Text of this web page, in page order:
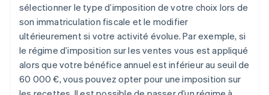
sélectionner le type d’imposition de votre choix lors de
son immatriculation fiscale et le modifier
ultérieurement si votre activité évolue. Par exemple, si
le régime d’imposition sur les ventes vous est appliqué
alors que votre bénéfice annuel est inférieur au seuil de
60 000 €, vous pouvez opter pour une imposition sur